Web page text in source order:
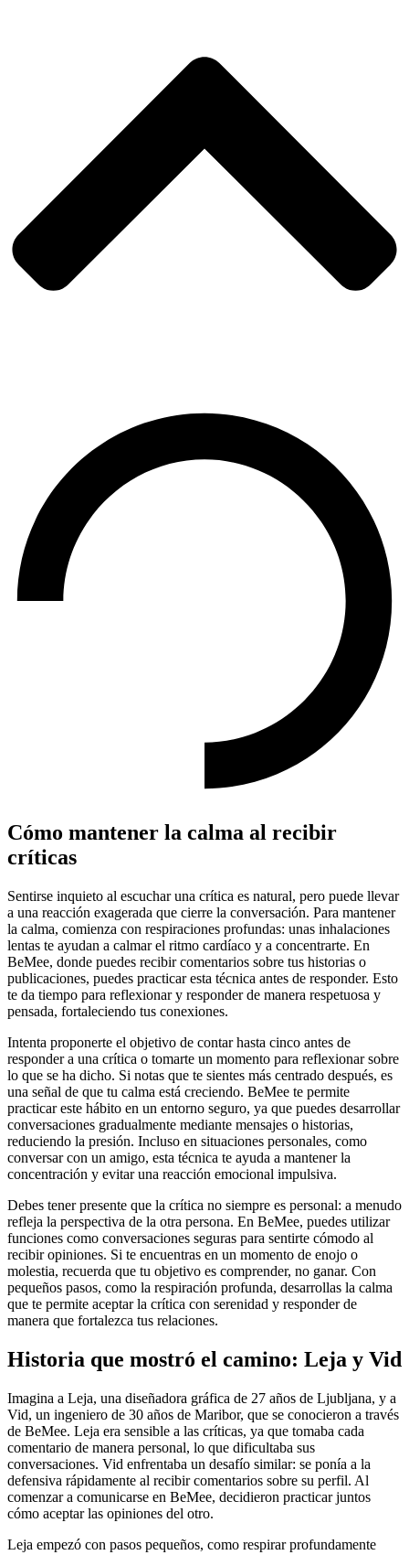
Cómo mantener la calma al recibir
críticas
Sentirse inquieto al escuchar una crítica es natural, pero puede llevar
a una reacción exagerada que cierre la conversación. Para mantener
la calma, comienza con respiraciones profundas: unas inhalaciones
lentas te ayudan a calmar el ritmo cardíaco y a concentrarte. En
BeMee, donde puedes recibir comentarios sobre tus historias o
publicaciones, puedes practicar esta técnica antes de responder. Esto
te da tiempo para reflexionar y responder de manera respetuosa y
pensada, fortaleciendo tus conexiones.
Intenta proponerte el objetivo de contar hasta cinco antes de
responder a una crítica o tomarte un momento para reflexionar sobre
lo que se ha dicho. Si notas que te sientes más centrado después, es
una señal de que tu calma está creciendo. BeMee te permite
practicar este hábito en un entorno seguro, ya que puedes desarrollar
conversaciones gradualmente mediante mensajes o historias,
reduciendo la presión. Incluso en situaciones personales, como
conversar con un amigo, esta técnica te ayuda a mantener la
concentración y evitar una reacción emocional impulsiva.
Debes tener presente que la crítica no siempre es personal: a menudo
refleja la perspectiva de la otra persona. En BeMee, puedes utilizar
funciones como conversaciones seguras para sentirte cómodo al
recibir opiniones. Si te encuentras en un momento de enojo o
molestia, recuerda que tu objetivo es comprender, no ganar. Con
pequeños pasos, como la respiración profunda, desarrollas la calma
que te permite aceptar la crítica con serenidad y responder de
manera que fortalezca tus relaciones.
Historia que mostró el camino: Leja y Vid
Imagina a Leja, una diseñadora gráfica de 27 años de Ljubljana, y a
Vid, un ingeniero de 30 años de Maribor, que se conocieron a través
de BeMee. Leja era sensible a las críticas, ya que tomaba cada
comentario de manera personal, lo que dificultaba sus
conversaciones. Vid enfrentaba un desafío similar: se ponía a la
defensiva rápidamente al recibir comentarios sobre su perfil. Al
comenzar a comunicarse en BeMee, decidieron practicar juntos
cómo aceptar las opiniones del otro.
Leja empezó con pasos pequeños, como respirar profundamente